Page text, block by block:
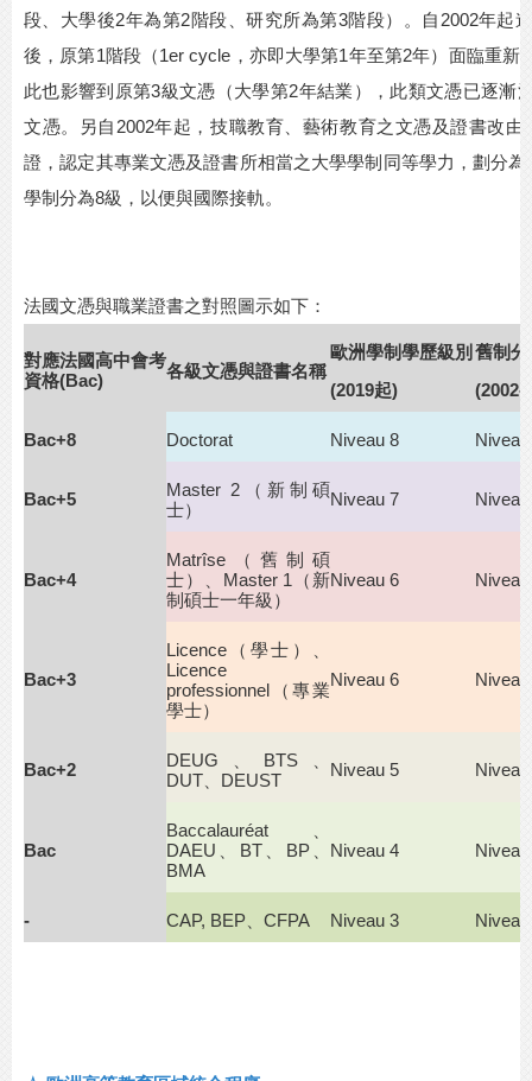
段、大學後2年為第2階段、研究所為第3階段）。自 2002年起
後，原第1階段（1er cycle ，亦即大學第1年至第2年）面臨重新
此也影響到原第3級文憑（大學第2年結業），此類文憑已逐漸
文憑。另自 2002年起，技職教育、藝術教育之文憑及證書改由
證，認定其專業文憑及證書所相當之大學學制同等學力，劃分為
學制分為8級，以便與國際接軌。
法國文憑與職業證書之對照圖示如下：
對應法國高中會考
資格(Bac) 各級文憑與證書名稱
歐洲學制學歷級別
(2019起)
舊制分
(2002-
Bac+8 Doctorat Niveau 8
Bac+5 Master 2 （新制碩
士）
Niveau 7
Bac+4
Matrîse （舊制碩
士）、Master 1（新
制碩士一年級）
Niveau 6
Bac+3
Licence （學士）、
Licence
professionnel（專業
學士）
Niveau 6
Bac+2 DEUG 、BTS、
DUT、 DEUST
Niveau 5
Bac
Baccalauréat
DAEU、BT、BP、
BMA
Niveau 4
- CAP, BEP CFPA Niveau 3